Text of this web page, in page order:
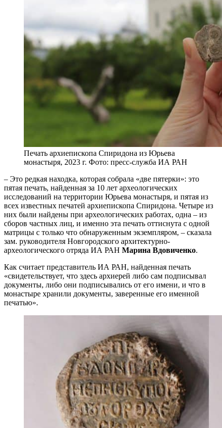
Печать архиепископа Спиридона из Юрьева
монастыря, 2023 г. Фото: пресс-служба ИА РАН
– Это редкая находка, которая собрала «две пятерки»: это
пятая печать, найденная за 10 лет археологических
исследований на территории Юрьева монастыря, и пятая из
всех известных печатей архиепископа Спиридона. Четыре из
них были найдены при археологических работах, одна – из
сборов частных лиц, и именно эта печать оттиснута с одной
матрицы с только что обнаруженным экземпляром, – сказала
зам. руководителя Новгородского архитектурно-
археологического отряда ИА РАН Марина Вдовиченко.
Как считает представитель ИА РАН, найденная печать
«свидетельствует, что здесь архиерей либо сам подписывал
документы, либо они подписывались от его имени, и что в
монастыре хранили документы, заверенные его именной
печатью».